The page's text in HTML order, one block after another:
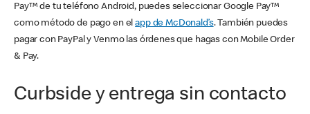
Pay™ de tu teléfono Android, puedes seleccionar Google Pay™
como método de pago en elapp de McDonald’s. También puedes
pagar con PayPal y Venmo las órdenes que hagas con Mobile Order
& Pay.
Curbside y entrega sin contacto